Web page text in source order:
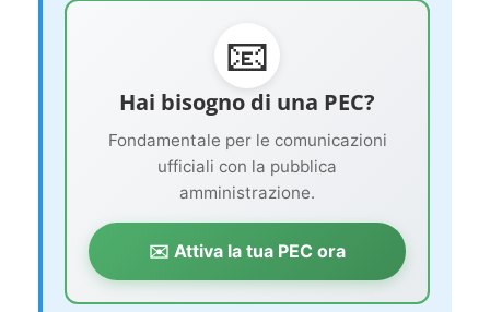
📧
Hai bisogno di una PEC?
Fondamentale per le comunicazioni
ufficiali con la pubblica
amministrazione.
✉️ Attiva la tua PEC ora